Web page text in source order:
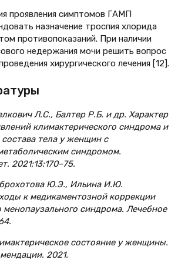
проявления симптомов ГАМП
назначение троспия хлорида
противопоказаний. При наличии
недержания мочи решить вопрос
хирургического лечения [12].
Л.С., Балтер Р.Б. и др. Характер
климактерического синдрома и
тела у женщин с
синдромом.
2021;13:170–75.
Ю.Э., Ильина И.Ю.
к медикаментозной коррекции
менопаузального синдрома. Лечебное
состояние у женщины.
2021.